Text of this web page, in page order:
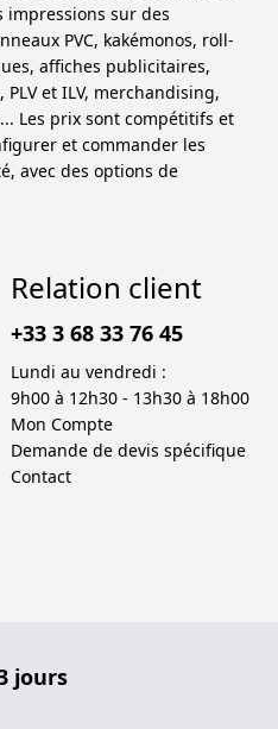
impressions sur des
PVC, kakémonos, roll-
affiches publicitaires,
et ILV, merchandising,
Les prix sont compétitifs et
et commander les
avec des options de
Relation client
+33 3 68 33 76 45
Lundi au vendredi :
9h00 à 12h30 - 13h30 à 18h00
Mon Compte
Demande de devis spécifique
Contact
jours